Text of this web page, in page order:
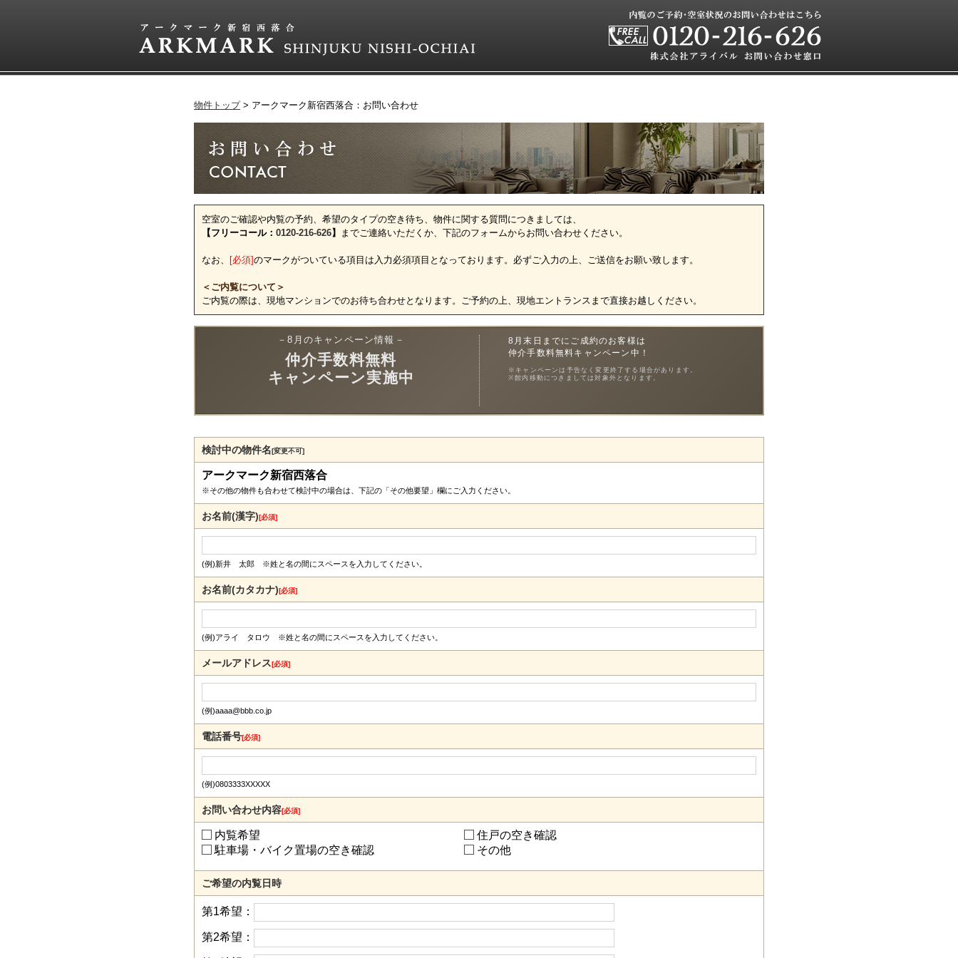
物件トップ アークマーク新宿西落合：お問い合わせ
空室のご確認や内覧の予約、希望のタイプの空き待ち、物件に関する質問につきましては、
【フリーコール： 0120-216-626】 までご連絡いただくか、下記のフォームからお問い合わせください。
なお、 [必須]のマークがついている項目は入力必須項目となっております。必ずご入力の上、ご送信をお願い致します。
＜ご内覧について＞
ご内覧の際は、現地マンションでのお待ち合わせとなります。ご予約の上、現地エントランスまで直接お越しください。
－8月のキャンペーン情報－
仲介手数料無料
キャンペーン実施中
8月末日までにご成約のお客様は
仲介手数料無料キャンペーン中！
※キャンペーンは予告なく変更終了する場合があります。
※館内移動につきましては対象外となります。
検討中の物件名[変更不可]
アークマーク新宿西落合
※その他の物件も合わせて検討中の場合は、下記の「その他要望」欄にご入力ください。
お名前(漢字)[必須]
(例)新井 太郎 ※姓と名の間にスペースを入力してください。
お名前(カタカナ)[必須]
(例)アライ タロウ ※姓と名の間にスペースを入力してください。
メールアドレス[必須]
(例)aaaa@bbb.co.jp
電話番号[必須]
(例)0803333XXXXX
お問い合わせ内容[必須]
内覧希望
住戸の空き確認
駐車場・バイク置場の空き確認
その他
ご希望の内覧日時
第1希望：
第2希望：